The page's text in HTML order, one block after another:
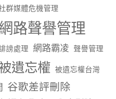
群媒體危機管理
路聲譽管理
謗處理 網路霸凌 聲譽管理
遺忘權 被遺忘權台灣
谷歌差評刪除